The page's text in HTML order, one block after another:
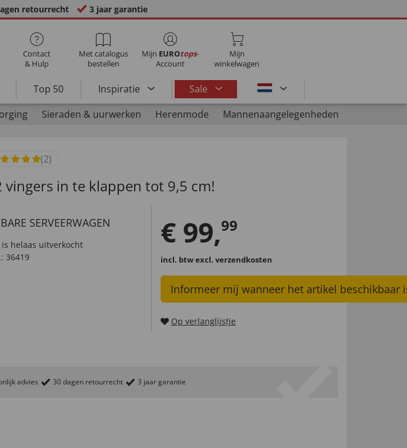
retourrecht 3 jaar garantie
Contact
& Hulp
Met catalogus
bestellen
Mijn EUROtops-
Account
Mijn
winkelwagen
Top 50 Inspiratie
Sale
Sieraden & uurwerken Herenmode Mannenaangelegenheden
(2)
vingers in te klappen tot 9,5 cm!
SERVEERWAGEN
helaas uitverkocht
36419
€ 99,99
incl. btwexcl. verzendkosten
Informeer mij wanneer het artikel beschikbaar
Op verlanglijstje
advies 30 dagen retourrecht 3 jaar garantie